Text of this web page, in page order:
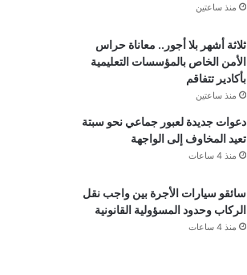
منذ ساعتين
ثلاثة أشهر بلا أجور.. معاناة حراس
الأمن الخاص بالمؤسسات التعليمية
بأكادير تتفاقم
منذ ساعتين
دعوات جديدة لعبور جماعي نحو سبتة
تعيد المخاوف إلى الواجهة
منذ 4 ساعات
سائقو سيارات الأجرة بين واجب نقل
الركاب وحدود المسؤولية القانونية
منذ 4 ساعات